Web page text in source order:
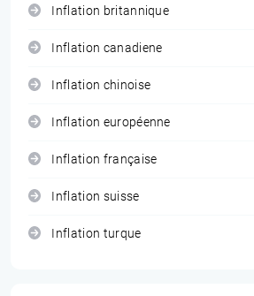
Inflation britannique
Inflation canadiene
Inflation chinoise
Inflation européenne
Inflation française
Inflation suisse
Inflation turque